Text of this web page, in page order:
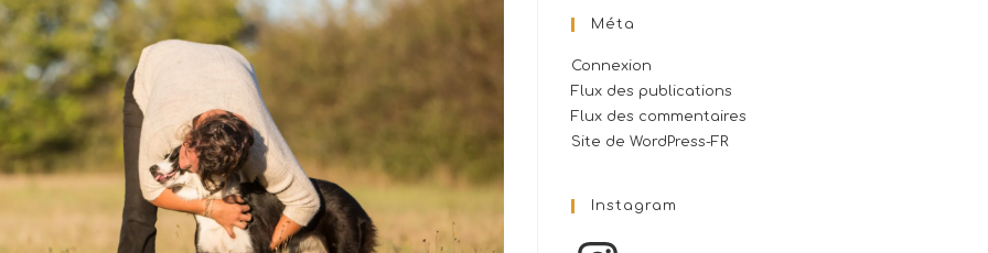
Méta
Connexion
Flux des publications
Flux des commentaires
Site de WordPress-FR
Instagram
Instagram